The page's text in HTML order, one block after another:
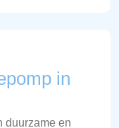
in
duurzame en